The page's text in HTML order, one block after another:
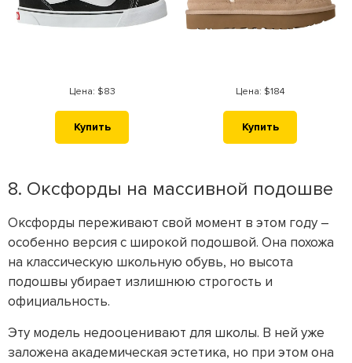
Цена: $83
Купить
Цена: $184
Купить
8. Оксфорды на массивной подошве
Оксфорды переживают свой момент в этом году –
особенно версия с широкой подошвой. Она похожа
на классическую школьную обувь, но высота
подошвы убирает излишнюю строгость и
официальность.
Эту модель недооценивают для школы. В ней уже
заложена академическая эстетика, но при этом она